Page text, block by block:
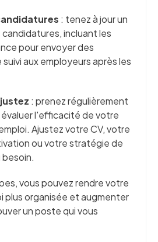
: tenez à jour un
incluant les
pour envoyer des
aux employeurs après les
: prenez régulièrement
évaluer l'efficacité de votre
Ajustez votre CV, votre
ou votre stratégie de
vous pouvez rendre votre
plus organisée et augmenter
un poste qui vous